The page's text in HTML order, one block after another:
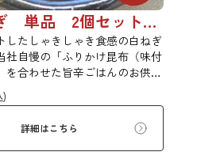
よだれねぎ 単品 2個セット 3個セット 4個セット 0655
したしゃきしゃき食感の白ねぎ
社自慢の「ふりかけ昆布（味付
を合わせた旨辛ごはんのお供で
他、冷奴や焼き肉、炒め物にも
ます。
)
詳細はこちら